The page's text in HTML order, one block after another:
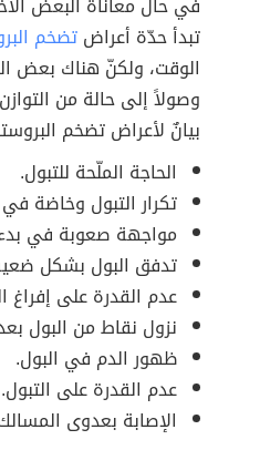
تبدأ حدّة أعراضتضخم
الوقت، ولكنّ هناك بعض
وصولاً إلى حالة من
بيانٌ لأعراض تضخم
الحاجة الملّحة للتبول.
تكرار التبول وخاضة
مواجهة صعوبة في بدء
تدفق البول بشكل
عدم القدرة على إفراغ
نزول نقاط من البول
ظهور الدم في البول.
عدم القدرة على التبول.
الإصابة بعدوى